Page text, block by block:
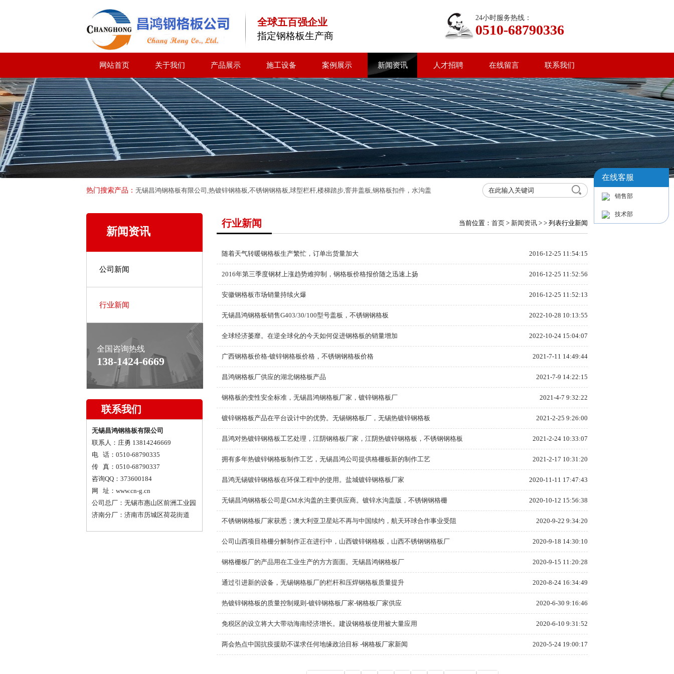
全球五百强企业
指定钢格板生产商
24小时服务热线：
0510-68790336
网站首页 关于我们 产品展示 施工设备 案例展示 新闻资讯 人才招聘 在线留言 联系我们
热门搜索产品： 无锡昌鸿钢格板有限公司,热镀锌钢格板,不锈钢钢格板,球型栏杆,楼梯踏步,窨井盖板,钢格板扣件，水沟盖
新闻资讯
公司新闻
行业新闻
全国咨询热线
138-1424-6669
联系我们
无锡昌鸿钢格板有限公司
联系人：庄勇 13814246669
电 话：0510-68790335
传 真：0510-68790337
咨询QQ：373600184
网 址：www.cn-g.cn
公司总厂：无锡市惠山区前洲工业园
济南分厂：济南市历城区荷花街道
当前位置： 首页 > 新闻资讯 > > 列表行业新闻
行业新闻
2016-12-25 11:54:15
随着天气转暖钢格板生产繁忙，订单出货量加大
2016-12-25 11:52:56
2016年第三季度钢材上涨趋势难抑制，钢格板价格报价随之迅速上扬
2016-12-25 11:52:13
安徽钢格板市场销量持续火爆
2022-10-28 10:13:55
无锡昌鸿钢格板销售G403/30/100型号盖板，不锈钢钢格板
2022-10-24 15:04:07
全球经济萎靡。在逆全球化的今天如何促进钢格板的销量增加
2021-7-11 14:49:44
广西钢格板价格-镀锌钢格板价格，不锈钢钢格板价格
2021-7-9 14:22:15
昌鸿钢格板厂供应的湖北钢格板产品
2021-4-7 9:32:22
钢格板的变性安全标准，无锡昌鸿钢格板厂家，镀锌钢格板厂
2021-2-25 9:26:00
镀锌钢格板产品在平台设计中的优势。无锡钢格板厂，无锡热镀锌钢格板
2021-2-24 10:33:07
昌鸿对热镀锌钢格板工艺处理，江阴钢格板厂家，江阴热镀锌钢格板，不锈钢钢格板
2021-2-17 10:31:20
拥有多年热镀锌钢格板制作工艺，无锡昌鸿公司提供格栅板新的制作工艺
2020-11-11 17:47:43
昌鸿无锡镀锌钢格板在环保工程中的使用。盐城镀锌钢格板厂家
2020-10-12 15:56:38
无锡昌鸿钢格板公司是GM水沟盖的主要供应商。镀锌水沟盖版，不锈钢钢格栅
2020-9-22 9:34:20
不锈钢钢格板厂家获悉；澳大利亚卫星站不再与中国续约，航天环球合作事业受阻
2020-9-18 14:30:10
公司山西项目格栅分解制作正在进行中，山西镀锌钢格板，山西不锈钢钢格板厂
2020-9-15 11:20:28
钢格栅板厂的产品用在工业生产的方方面面。无锡昌鸿钢格板厂
2020-8-24 16:34:49
通过引进新的设备，无锡钢格板厂的栏杆和压焊钢格板质量提升
2020-6-30 9:16:46
热镀锌钢格板的质量控制规则-镀锌钢格板厂家-钢格板厂家供应
2020-6-10 9:31:52
免税区的设立将大大带动海南经济增长。建设钢格板使用被大量应用
2020-5-24 19:00:17
两会热点中国抗疫援助不谋求任何地缘政治目标 -钢格板厂家新闻
在线客服
销售部
技术部